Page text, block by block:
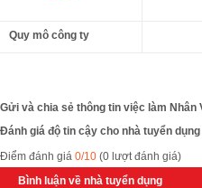
Quy mô công ty
Gửi và chia sẻ thông tin việc làm
Đánh giá độ tin cậy cho nhà tuyển dụng
Điểm đánh giá 0/10 (0 lượt đánh giá)
Bình luận về nhà tuyển dụng